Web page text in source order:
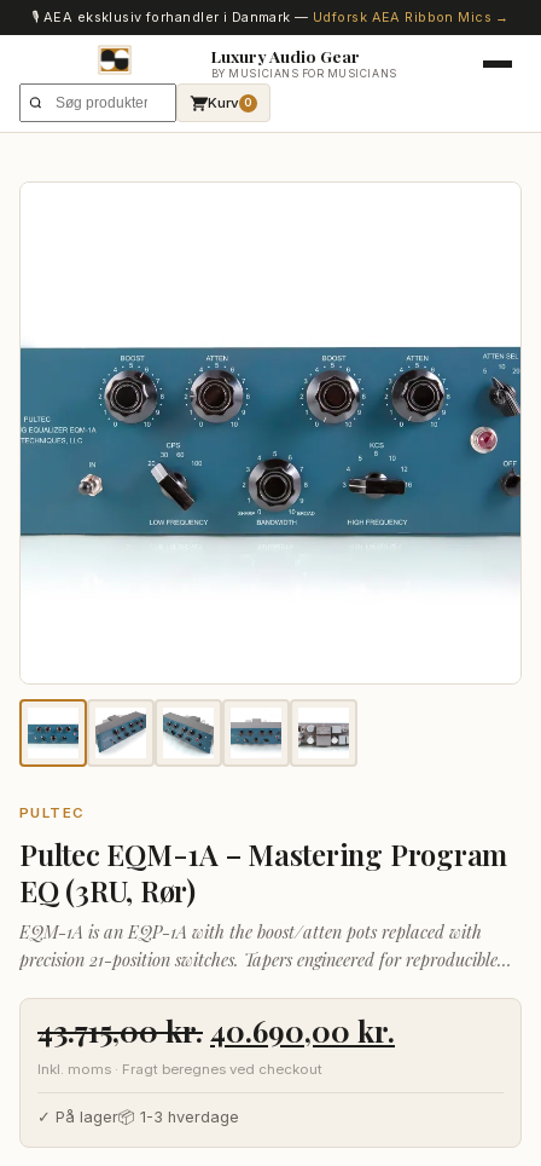
🎙️ AEA eksklusiv forhandler i Danmark — Udforsk AEA Ribbon Mics →
Luxury Audio Gear
BY MUSICIANS FOR MUSICIANS
Kurv 0
PULTEC
Pultec EQM-1A – Mastering Program
EQ (3RU, Rør)
EQM-1A is an EQP-1A with the boost/atten pots replaced with
precision 21-position switches. Tapers engineered for reproducible
43.715,00kr. Den
oprindelige
pris
var:
43.715,00 kr..
40.690,00 kr.
aktuelle
pris
Inkl. moms · Fragt beregnes ved checkout
✓ På lager📦 1-3 hverdage